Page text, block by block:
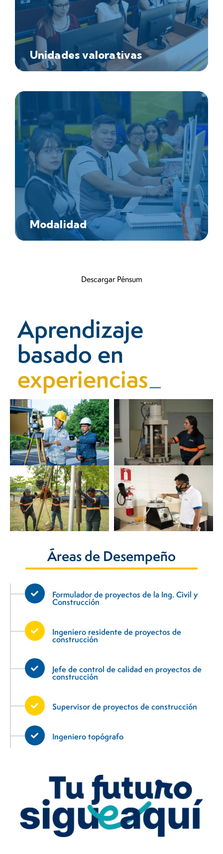
Unidades valorativas
Modalidad
Descargar Pénsum
Aprendizaje
basado en
experienc_
Áreas de Desempeño​
Formulador de proyectos de la Ing. Civil y
Construcción
Ingeniero residente de proyectos de
construcción
Jefe de control de calidad en proyectos de
construcción
Supervisor de proyectos de construcción
Ingeniero topógrafo